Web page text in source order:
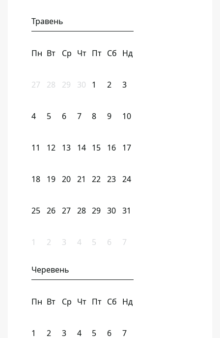
Травень
Пн Вт Ср Чт Пт Сб Нд
27 28 29 30 1 2 3
4 5 6 7 8 9 10
11 12 13 14 15 16 17
18 19 20 21 22 23 24
25 26 27 28 29 30 31
1 2 3 4 5 6 7
Черевень
Пн Вт Ср Чт Пт Сб Нд
1 2 3 4 5 6 7